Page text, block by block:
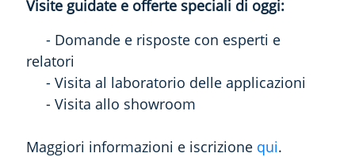
Visite guidate e offerte speciali di oggi:
- Domande e risposte con esperti e
relatori
- Visita al laboratorio delle applicazioni
- Visita allo showroom
Maggiori informazioni e iscrizione qui.